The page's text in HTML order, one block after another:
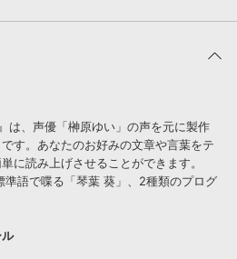
音素材の制作・ライセンス提供
は、声優「榊原ゆい」の声を元に製作
す。あなたのお好みの文章や言葉をテ
に読み上げさせることができます。
語で喋る「琴葉 葵」、2種類のプログ